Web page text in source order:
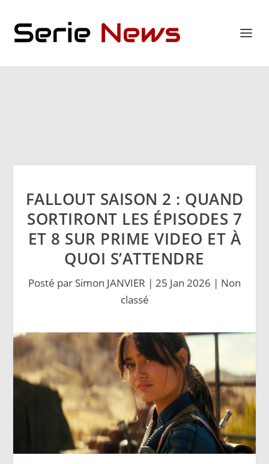
FALLOUT SAISON 2 : QUAND
SORTIRONT LES ÉPISODES 7
ET 8 SUR PRIME VIDEO ET À
QUOI S’ATTENDRE
Posté par Simon JANVIER | 25 Jan 2026 | Non
classé